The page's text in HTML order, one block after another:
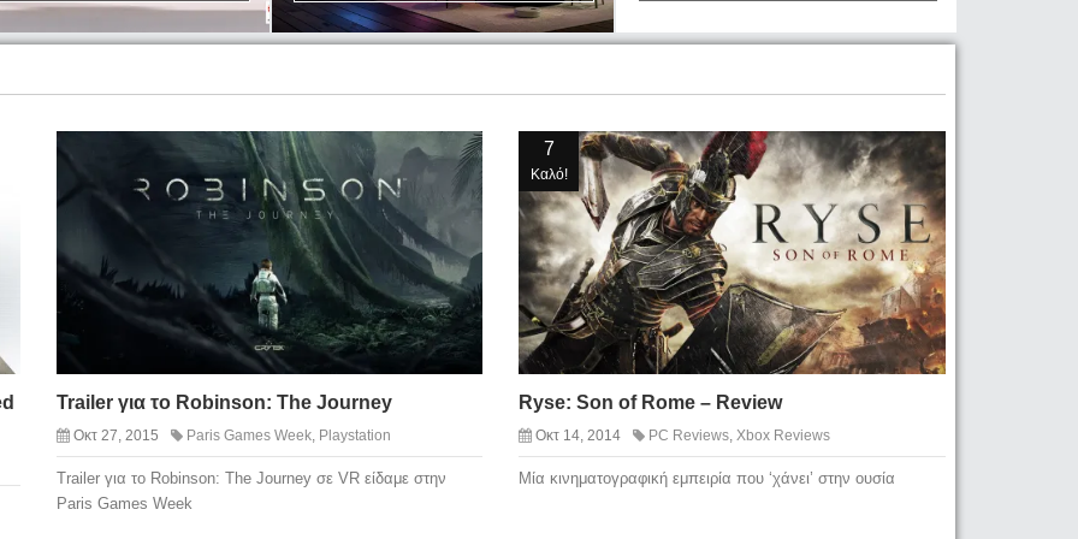
Trailer για το Robinson: The Journey
Οκτ 27, 2015 Paris Games Week, Playstation
Trailer για το Robinson: The Journey σε VR είδαμε στην
Paris Games Week
7
Καλό!
Ryse: Son of Rome – Review
Οκτ 14, 2014 PC Reviews Xbox Reviews
Μία κινηματογραφική εμπειρία που ‘χάνει’ στην ουσία